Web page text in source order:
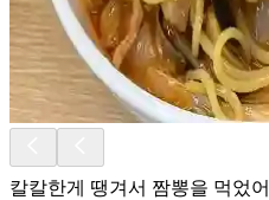
칼칼한게 땡겨서 짬뽕을 먹었